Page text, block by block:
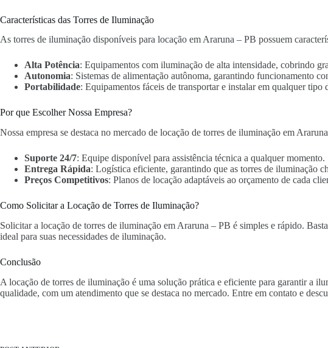
Características das Torres de Iluminação
As torres de iluminação disponíveis para locação em Araruna – PB possuem
Alta Potência: Equipamentos com iluminação de alta intensidade, cobrindo
Autonomia: Sistemas de alimentação autônoma, garantindo funcionamento
Portabilidade: Equipamentos fáceis de transportar e instalar em qualquer tipo
Por que Escolher Nossa Empresa?
Nossa empresa se destaca no mercado de locação de torres de iluminação em
Suporte 24/7: Equipe disponível para assistência técnica a qualquer momento.
Entrega Rápida: Logística eficiente, garantindo que as torres de iluminação
Preços Competitivos: Planos de locação adaptáveis ao orçamento de cada
Como Solicitar a Locação de Torres de Iluminação?
Solicitar a locação de torres de iluminação em Araruna – PB é simples e rápido.
ideal para suas necessidades de iluminação.
Conclusão
A locação de torres de iluminação é uma solução prática e eficiente para garantir a
qualidade, com um atendimento que se destaca no mercado. Entre em contato e